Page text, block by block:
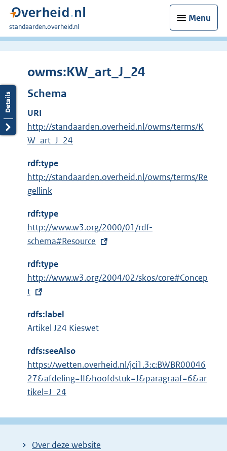
Menu
U
bent
standaarden.overheid.nl
owms:KW_art_J_24
Schema
URI
http://standaarden.overheid.nl/owms/terms/K
W_art_J_24
rdf:type
http://standaarden.overheid.nl/owms/terms/Re
gellink
rdf:type
E
x
e
r
n
l
n
k
:
http://www.w3.org/2000/01/rdf-
schema#Resource
rdf:type
E
x
e
r
e
l
i
k
http://www.w3.org/2004/02/skos/core#Concep
t
rdfs:label
Artikel J24 Kieswet
rdfs:seeAlso
https://wetten.overheid.nl/jci1.3:c:BWBR00046
27&afdeling=II&hoofdstuk=J&paragraaf=6&ar
tikel=J_24
Over deze website